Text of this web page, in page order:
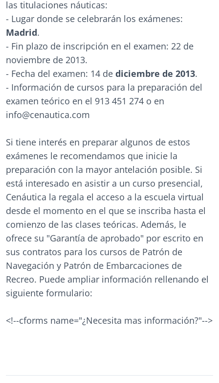
las titulaciones náuticas:
- Lugar donde se celebrarán los exámenes:
Madrid.
- Fin plazo de inscripción en el examen: 22 de
noviembre de 2013.
- Fecha del examen: 14 de diciembre de 2013.
- Información de cursos para la preparación del
examen teórico en el 913 451 274 o en
info@cenautica.com
Si tiene interés en preparar algunos de estos
exámenes le recomendamos que inicie la
preparación con la mayor antelación posible. Si
está interesado en asistir a un curso presencial,
Cenáutica la regala el acceso a la escuela virtual
desde el momento en el que se inscriba hasta el
comienzo de las clases teóricas. Además, le
ofrece su "Garantía de aprobado" por escrito en
sus contratos para los cursos de Patrón de
Navegación y Patrón de Embarcaciones de
Recreo. Puede ampliar información rellenando el
siguiente formulario:
<!--cforms name="¿Necesita mas información?"-->